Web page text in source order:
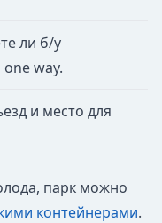
ли б/у
way.
и место для
парк можно
контейнерами.